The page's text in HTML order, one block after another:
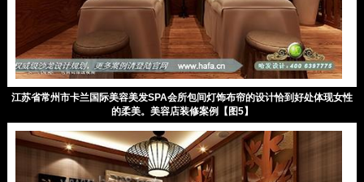
江苏省常州市卡兰国际美容美发SPA会所包间灯饰布帘的设计恰到好处体现女性
的柔美。美容店装修案例【图5】